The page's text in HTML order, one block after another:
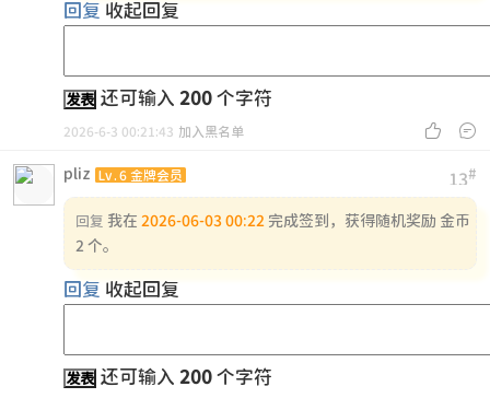
回复 收起回复
发表 还可输入 200 个字符
 
2026-6-3 00:21:43 加入黑名单
13#
pliz Lv.6 金牌会员
回复 我在 2026-06-03 00:22 完成签到，获得随机奖励 金币
2 个。
回复 收起回复
发表 还可输入 200 个字符